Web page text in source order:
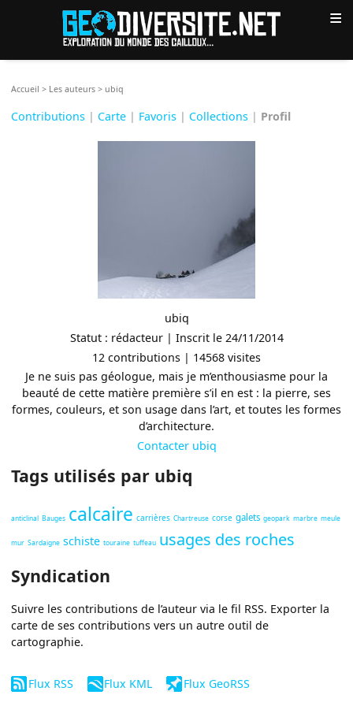
≡
Accueil > Les auteurs > ubiq
Contributions | Carte | Favoris | Collections | Profil
ubiq
Statut : rédacteur | Inscrit le 24/11/2014
12 contributions | 14568 visites
Je ne suis pas géologue, mais je m’enthousiasme pour la
beauté de cette matière première s’il en est : la pierre, ses
formes, couleurs, et son usage dans l’art, et toutes les formes
d’architecture.
Contacter ubiq
Tags utilisés par ubiq
anticlinal Bauges calcaire carrières Chartreuse corse galets geopark marbre meule
mur Sardaigne schiste touraine tuffeau usages des roches
Syndication
Suivre les contributions de l’auteur via le fil RSS. Exporter la
carte de ses contributions vers un autre outil de
cartographie.
Flux RSS Flux KML Flux GeoRSS